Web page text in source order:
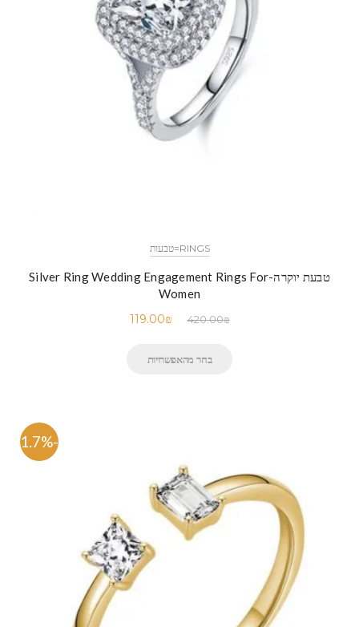
RINGS=טבעות
טבעת יוקרה-Silver Ring Wedding Engagement Rings For
Women
420.00₪
119.00₪
בחר מהאפשרויות
-71.7%